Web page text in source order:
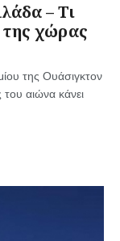
– Τι
της χώρας
της Ουάσιγκτον
αιώνα κάνει